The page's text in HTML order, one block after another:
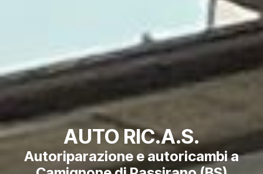
AUTO RIC.A.S.
Autoriparazione e autoricambi a